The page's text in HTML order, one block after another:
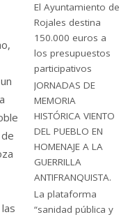
El Ayuntamiento de
Rojales destina
150.000 euros a
los presupuestos
participativos
JORNADAS DE
MEMORIA
HISTÓRICA VIENTO
DEL PUEBLO EN
HOMENAJE A LA
GUERRILLA
ANTIFRANQUISTA.
La plataforma
“sanidad pública y